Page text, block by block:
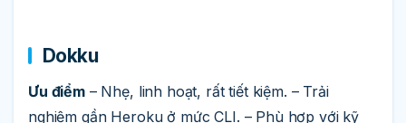
Dokku
Ưu điểm– Nhẹ, linh hoạt, rất tiết kiệm. – Trải
nghiệm gần Heroku ở mức CLI. – Phù hợp với kỹ